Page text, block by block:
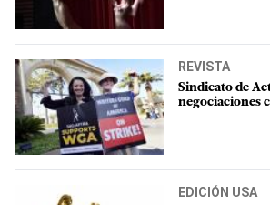
REVISTA
Sindicato de
negociaciones
EDICIÓN USA